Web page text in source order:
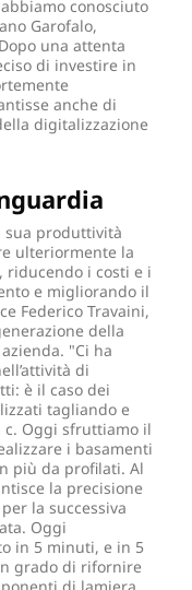
conosciuto
Garofalo,
una attenta
di investire in
anche di
digitalizzazione
sua produttività
ulteriormente la
i costi e i
e migliorando il
Federico Travaini,
della
"Ci ha
di
è il caso dei
tagliando e
c. Oggi sfruttiamo il
i basamenti
più da profilati. Al
la precisione
la successiva
Oggi
in 5 minuti, e in 5
grado di rifornire